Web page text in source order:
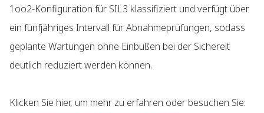
1oo2-Konfiguration für SIL3 klassifiziert und verfügt über
ein fünfjähriges Intervall für Abnahmeprüfungen, sodass
geplante Wartungen ohne Einbußen bei der Sichereit
deutlich reduziert werden können.
Klicken Sie hier, um mehr zu erfahren oder besuchen Sie: